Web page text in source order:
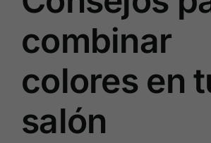
combinar
colores en
salón